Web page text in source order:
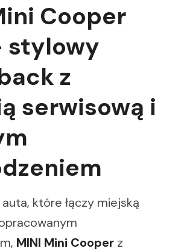
Cooper
stylowy
z
serwisową i
które łączy miejską
MINI Mini Cooper z